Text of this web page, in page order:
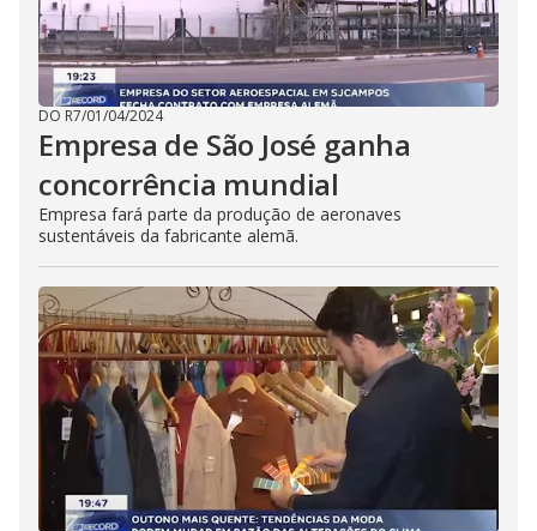
DO R7/01/04/2024
Empresa de São José ganha
concorrência mundial
Empresa fará parte da produção de aeronaves
sustentáveis da fabricante alemã.